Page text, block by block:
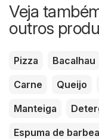
Veja
outros
Pizza Bacalhau
Carne
Queijo
Manteiga
Espuma de